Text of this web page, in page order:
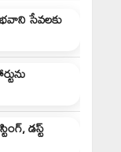
సేవలకు
డస్ట్